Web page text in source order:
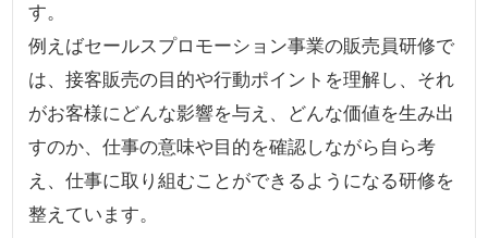
す。
例えばセールスプロモーション事業の販売員研修で
は、接客販売の目的や行動ポイントを理解し、それ
がお客様にどんな影響を与え、どんな価値を生み出
すのか、仕事の意味や目的を確認しながら自ら考
え、仕事に取り組むことができるようになる研修を
整えています。